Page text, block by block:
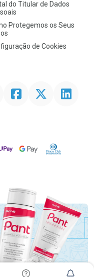
do Titular de Dados
Protegemos os Seus
de Cookies
FacebookTwitter Linkedin
Google PayDiners Club